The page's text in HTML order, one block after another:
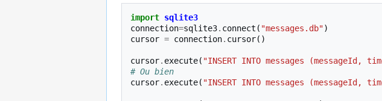
import sqlite3
connection=sqlite3. connect ( "messages.db")
cursor = connection. cursor()
cursor. execute( "INSERT INTO messages (messageId,
# Ou bien
cursor. execute( "INSERT INTO messages (messageId,